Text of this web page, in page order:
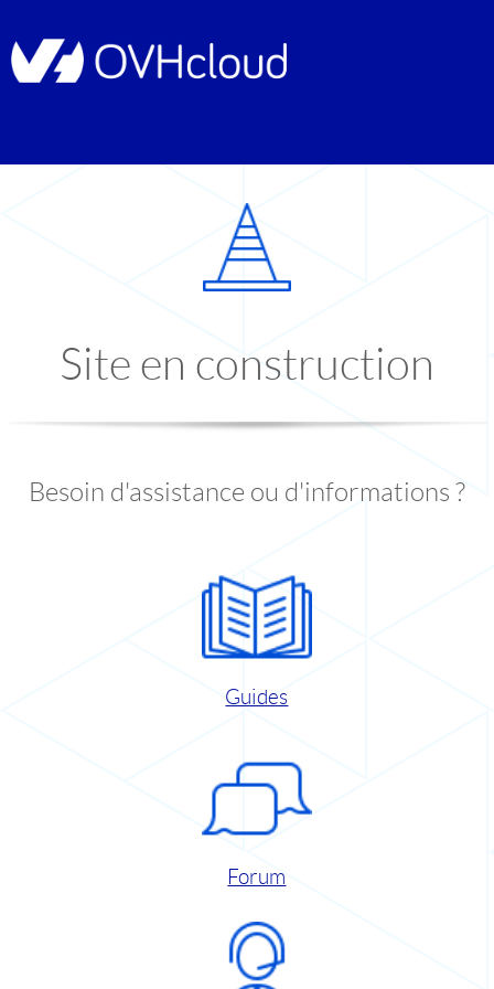
Site en construction
Besoin d'assistance ou d'informations ?
Guides
Forum